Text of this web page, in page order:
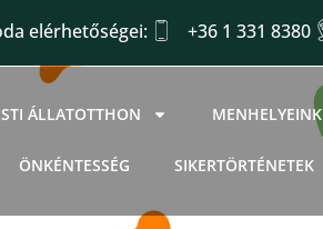
elérhetőségei: +36 1 331 8380
ÁLLATOTTHON MENHELYEINK
ÖNKÉNTESSÉG SIKERTÖRTÉNETEK